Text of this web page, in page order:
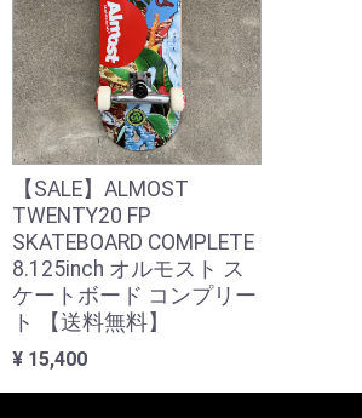
【SALE】ALMOST
TWENTY20 FP
SKATEBOARD COMPLETE
8.125inch オルモスト ス
ケートボード コンプリー
ト 【送料無料】
¥ 15,400